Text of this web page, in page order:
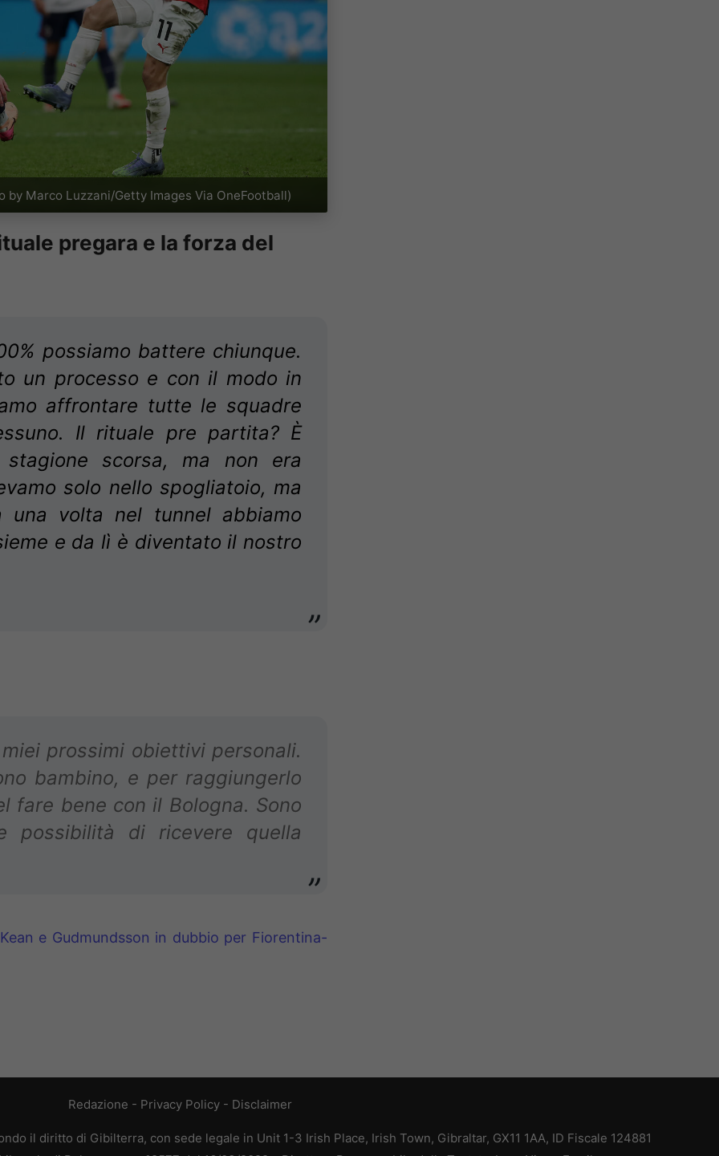
Marco Luzzani/Getty Images Via OneFootball)
pregara e la forza del
possiamo battere chiunque.
un processo e con il modo in
affrontare tutte le squadre
Il rituale pre partita? È
scorsa, ma non era
solo nello spogliatoio, ma
una volta nel tunnel abbiamo
e da lì è diventato il nostro
prossimi obiettivi personali.
bambino, e per raggiungerlo
fare bene con il Bologna. Sono
di ricevere quella
e Gudmundsson in dubbio per Fiorentina-
Redazione - Privacy Policy- Disclaimer
il diritto di Gibilterra, con sede legale in Unit 1-3 Irish Place, Irish Town, Gibraltar, GX11 1AA, ID Fiscale 124881